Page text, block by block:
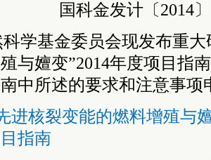
国科金发计〔2014
科学基金委员会现发布重
与嬗变”2014年度项目指
中所述的要求和注意事项
进核裂变能的燃料增殖与
指南